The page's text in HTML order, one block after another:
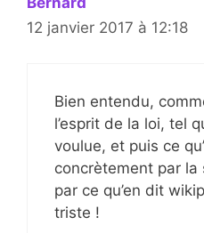
12 janvier 2017 à 12:18
Bien entendu,
l’esprit de la loi, tel
voulue, et puis ce
concrètement par la
par ce qu’en dit
triste !